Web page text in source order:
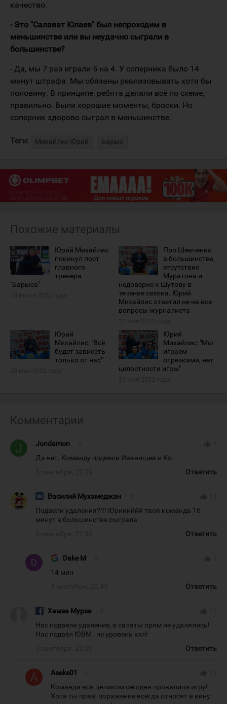
качество.
- Это "Салават Юлаев" был непроходим в
меньшинстве или вы неудачно сыграли в
большинстве?
- Да, мы 7 раз играли 5 на 4. У соперника было 14
минут штрафа. Мы обязаны реализовывать хотя бы
половину. В принципе, ребята делали всё по схеме,
правильно. Были хорошие моменты, броски. Но
соперник здорово сыграл в меньшинстве.
Теги: Михайлис Юрий Барыс
Похожие материалы
Юрий Михайлис
покинул пост
главного
тренера
"Барыса"
Про Шевченко
в большинстве,
отсутствие
Муратова и
недоверие к Шутову в
течение сезона. Юрий
Михайлис ответил не на все
вопросы журналиста
Юрий
Михайлис: "Всё
будет зависеть
только от нас"
Юрий
Михайлис: "Мы
играем
отрезками, нет
целостности игры"
Комментарии
Jondamon
Да нет. Команду подвели Иванищев и Ко.
Ответить
Василий Мухамеджан
Подвели удаления?!!! Юриииййй твоя команда 16
минут в большинстве сыграла
Ответить
Dake M
14 мин
Ответить
Хамза Мурза
Нас подвели удаление, а салаты прям не удалялись!
Нас подвёл ЮВМ , не уровень кхл!
Ответить
Aseke01
Команда вся целиком сегодня провалила игру!
Хотя ты прав, поражение всегда относят в вину